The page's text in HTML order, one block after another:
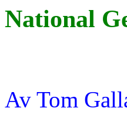
National
Av Tom